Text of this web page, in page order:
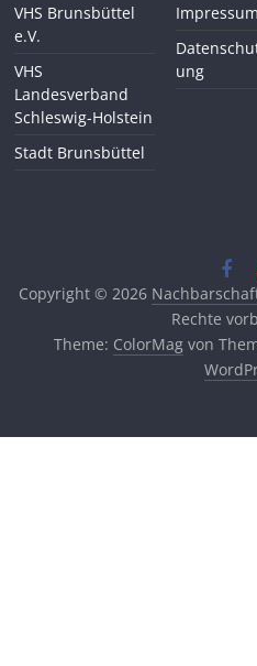
VHS Brunsbüttel
e.V.
VHS
Landesverband
Schleswig-Holstein
Stadt Brunsbüttel
Impressum
ung
Copyright © 2026
Rechte
Theme: ColorMag von